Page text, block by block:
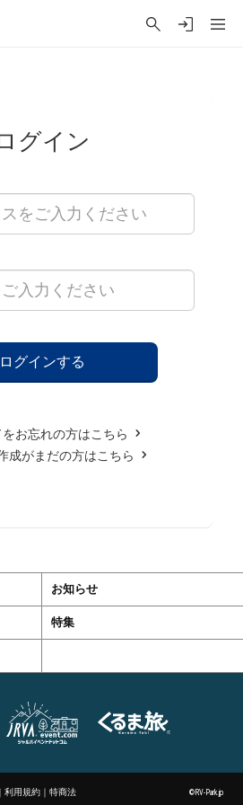
グイン
お忘れの方はこちら
成がまだの方はこちら
お知らせ
特集
｜利用規約 ｜特商法 ©RV-Park.jp